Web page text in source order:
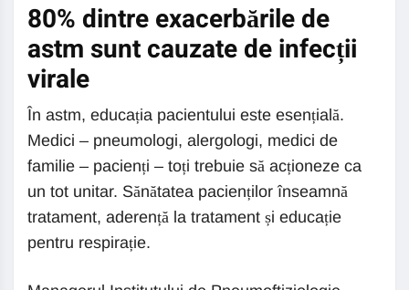
80% dintre exacerbările de
astm sunt cauzate de infecții
virale
În astm, educația pacientului este esențială.
Medici – pneumologi, alergologi, medici de
familie – pacienți – toți trebuie să acționeze ca
un tot unitar. Sănătatea pacienților înseamnă
tratament, aderență la tratament și educație
pentru respirație.